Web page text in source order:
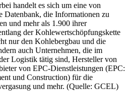
handelt es sich um eine von
Datenbank, die Informationen zu
und mehr als 1.900 ihrer
der Kohlewertschöpfungskette
nur den Kohlebergbau und die
auch Unternehmen, die im
Logistik tätig sind, Hersteller von
von EPC-Dienstleistungen (EPC:
und Construction) für die
und mehr. (Quelle: GCEL)